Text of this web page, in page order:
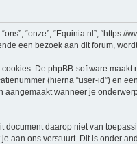
“onze”, “Equinia.nl”, “https://
een bezoek aan dit forum,
De phpBB-software
(hierna “user-id”) en
wanneer je
daarop niet van
ons verstuurt. Dit is onder